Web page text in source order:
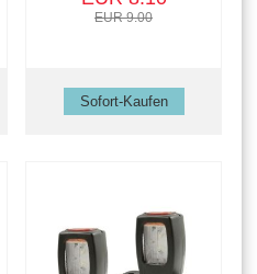
EUR 9.00